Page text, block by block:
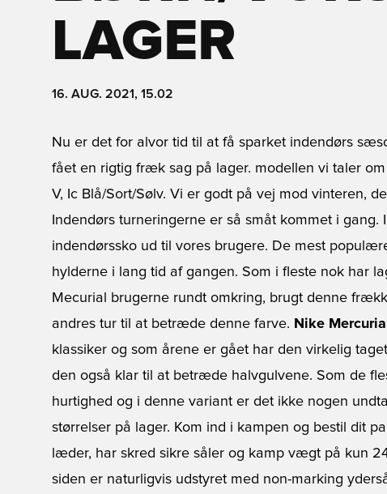
LAGER
16. AUG. 2021, 15.02
Nu er det for alvor tid til at få sparket indendørs
fået en rigtig fræk sag på lager. modellen vi taler om
V, Ic Blå/Sort/Sølv. Vi er godt på vej mod vinteren,
Indendørs turneringerne er så småt kommet i
indendørssko ud til vores brugere. De mest
hylderne i lang tid af gangen. Som i fleste nok har
Mecurial brugerne rundt omkring, brugt denne
andres tur til at betræde denne farve. Nike Mercurial
klassiker og som årene er gået har den virkelig
den også klar til at betræde halvgulvene. Som de
hurtighed og i denne variant er det ikke nogen
størrelser på lager. Kom ind i kampen og bestil dit
læder, har skred sikre såler og kamp vægt på kun
siden er naturligvis udstyret med non-marking